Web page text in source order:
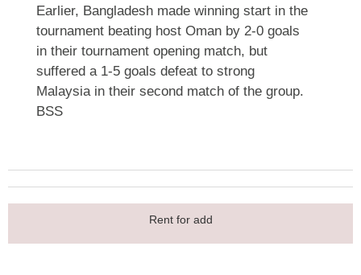
Earlier, Bangladesh made winning start in the
tournament beating host Oman by 2-0 goals
in their tournament opening match, but
suffered a 1-5 goals defeat to strong
Malaysia in their second match of the group.
BSS
Rent for add